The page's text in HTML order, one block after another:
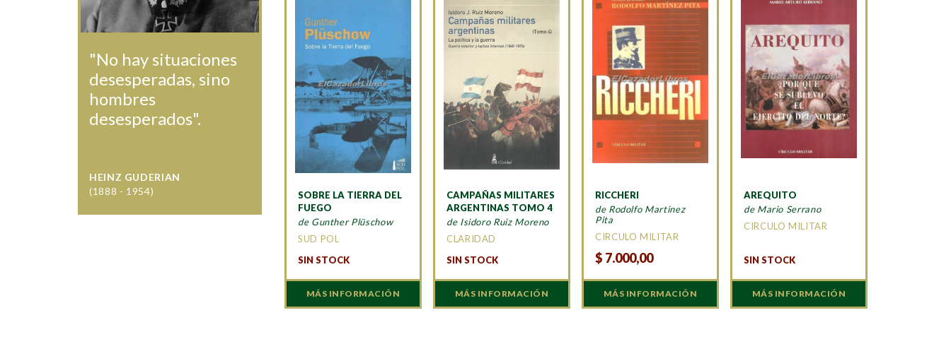
SOBRE LA TIERRA DEL
FUEGO
de Gunther Plüschow
SUD POL
SIN STOCK
MÁS INFORMACIÓN
CAMPAÑAS MILITARES
ARGENTINAS TOMO 4
de Isidoro Ruiz Moreno
CLARIDAD
SIN STOCK
MÁS INFORMACIÓN
RICCHERI
de Rodolfo Martinez
Pita
CIRCULO MILITAR
$ 7.000,00
MÁS INFORMACIÓN
AREQUITO
de Mario Serrano
CIRCULO MILITAR
SIN STOCK
MÁS INFORMACIÓN
"No hay situaciones
desesperadas, sino
hombres
desesperados".
HEINZ GUDERIAN
(1888 - 1954)